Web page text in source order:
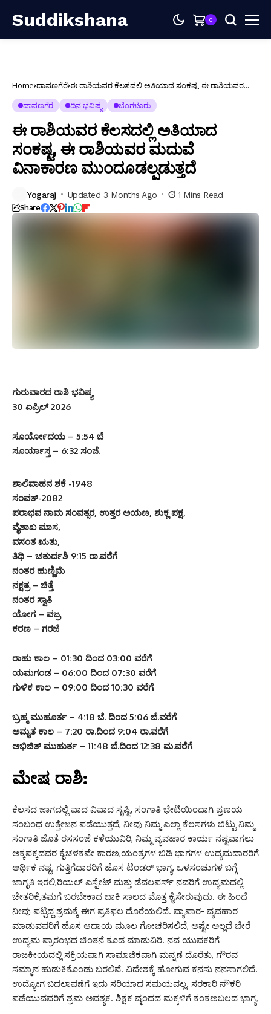
Suddikshana 0
Home ದಾವಣಗೆರೆ ಈ ರಾಶಿಯವರ ಕೆಲಸದಲ್ಲಿ ಅತಿಯಾದ ಸಂಕಷ್ಟ, ಈ ರಾಶಿಯವರ
ದಾವಣಗೆರೆ ದಿನ ಭವಿಷ್ಯ ಬೆಂಗಳೂರು
ಈ ರಾಶಿಯವರ ಕೆಲಸದಲ್ಲಿ ಅತಿಯಾದ
ಸಂಕಷ್ಟ, ಈ ರಾಶಿಯವರ ಮದುವೆ
ವಿನಾಕಾರಣ ಮುಂದೂಡಲ್ಪಡುತ್ತದೆ
Yogaraj Updated 3 Months Ago 1 Mins Read
Share
ಗುರುವಾರದ ರಾಶಿ ಭವಿಷ್ಯ
30 ಏಪ್ರಿಲ್ 2026
ಸೂರ್ಯೋದಯ – 5:54 ಬೆ
ಸೂರ್ಯಾಸ್ತ – 6:32 ಸಂಜೆ.
ಶಾಲಿವಾಹನ ಶಕೆ -1948
ಸಂವತ್-2082
ಪರಾಭವ ನಾಮ ಸಂವತ್ಸರ, ಉತ್ತರ ಅಯಣ, ಶುಕ್ಲ ಪಕ್ಷ,
ವೈಶಾಖ ಮಾಸ,
ವಸಂತ ಋತು,
ತಿಥಿ – ಚತುರ್ದಶಿ 9:15 ರಾ.ವರೆಗೆ
ನಂತರ ಹುಣ್ಣಿಮೆ
ನಕ್ಷತ್ರ – ಚಿತ್ತೆ
ನಂತರ ಸ್ವಾತಿ
ಯೋಗ – ವಜ್ರ
ಕರಣ – ಗರಜೆ
ರಾಹು ಕಾಲ – 01:30 ದಿಂದ 03:00 ವರೆಗೆ
ಯಮಗಂಡ – 06:00 ದಿಂದ 07:30 ವರೆಗೆ
ಗುಳಿಕ ಕಾಲ – 09:00 ದಿಂದ 10:30 ವರೆಗೆ
ಬ್ರಹ್ಮ ಮುಹೂರ್ತ – 4:18 ಬೆ. ದಿಂದ 5:06 ಬೆ.ವರೆಗೆ
ಅಮೃತ ಕಾಲ – 7:20 ರಾ.ದಿಂದ 9:04 ರಾ.ವರೆಗೆ
ಅಭಿಜಿತ್ ಮುಹುರ್ತ – 11:48 ಬೆ.ದಿಂದ 12:38 ಮ.ವರೆಗೆ
ಮೇಷ ರಾಶಿ:
ಕೆಲಸದ ಜಾಗದಲ್ಲಿ ವಾದ ವಿವಾದ ಸೃಷ್ಟಿ, ಸಂಗಾತಿ ಭೇಟಿಯಿಂದಾಗಿ ಪ್ರಣಯ
ಸಂಬಂಧ ಉತ್ತೇಜನ ಪಡೆಯುತ್ತದೆ, ನೀವು ನಿಮ್ಮ ಎಲ್ಲಾ ಕೆಲಸಗಳು ಬಿಟ್ಟು ನಿಮ್ಮ
ಸಂಗಾತಿ ಜೊತೆ ರಸಸಂಜೆ ಕಳೆಯುವಿರಿ, ನಿಮ್ಮ ವ್ಯವಹಾರ ಕಾರ್ಯ ನಷ್ಟವಾಗಲು
ಅಕ್ಕಪಕ್ಕದವರ ಕೈಚಳಕವೇ ಕಾರಣ,ಯಂತ್ರಗಳ ಬಿಡಿ ಭಾಗಗಳ ಉದ್ಯಮದಾರರಿಗೆ
ಆರ್ಥಿಕ ನಷ್ಟ, ಗುತ್ತಿಗೆದಾರರಿಗೆ ಹೊಸ ಟೆಂಡರ್ ಭಾಗ್ಯ, ಒಳಸಂಚುಗಳ ಬಗ್ಗೆ
ಜಾಗೃತಿ ಇರಲಿ,ರಿಯಲ್ ಎಸ್ಟೇಟ್ ಮತ್ತು ಡೆವಲಪರ್ಸ್ ನವರಿಗೆ ಉದ್ಯಮದಲ್ಲಿ
ಚೇತರಿಕೆ,ತಮಗೆ ಬರಬೇಕಾದ ಬಾಕಿ ಸಾಲದ ಮೊತ್ತ ಕೈಸೇರುವುದು. ಈ ಹಿಂದೆ
ನೀವು ಪಟ್ಟಿದ್ದ ಶ್ರಮಕ್ಕೆ ಈಗ ಪ್ರತಿಫಲ ದೊರೆಯಲಿದೆ. ವ್ಯಾಪಾರ- ವ್ಯವಹಾರ
ಮಾಡುವವರಿಗೆ ಹೊಸ ಆದಾಯ ಮೂಲ ಗೋಚರಿಸಲಿದೆ, ಅಷ್ಟೇ ಅಲ್ಲದೆ ಬೇರೆ
ಉದ್ಯಮ ಪ್ರಾರಂಭದ ಚಿಂತನೆ ಕೂಡ ಮಾಡುವಿರಿ. ನವ ಯುವಕರಿಗೆ
ರಾಜಕೀಯದಲ್ಲಿ ಸಕ್ರಿಯವಾಗಿ ಸಾಮಾಜಿಕವಾಗಿ ಮನ್ನಣೆ ದೊರೆತು, ಗೌರವ-
ಸಮ್ಮಾನ ಹುಡುಕಿಕೊಂಡು ಬರಲಿವೆ. ವಿದೇಶಕ್ಕೆ ಹೋಗುವ ಕನಸು ನನಸಾಗಲಿದೆ.
ಉದ್ಯೋಗ ಬದಲಾವಣೆಗೆ ಇದು ಸರಿಯಾದ ಸಮಯವಲ್ಲ. ಸರಕಾರಿ ನೌಕರಿ
ಪಡೆಯುವವರಿಗೆ ಶ್ರಮ ಅವಶ್ಯಕ. ಶಿಕ್ಷಕ ವೃಂದದ ಮಕ್ಕಳಿಗೆ ಕಂಕಣಬಲದ ಭಾಗ್ಯ.